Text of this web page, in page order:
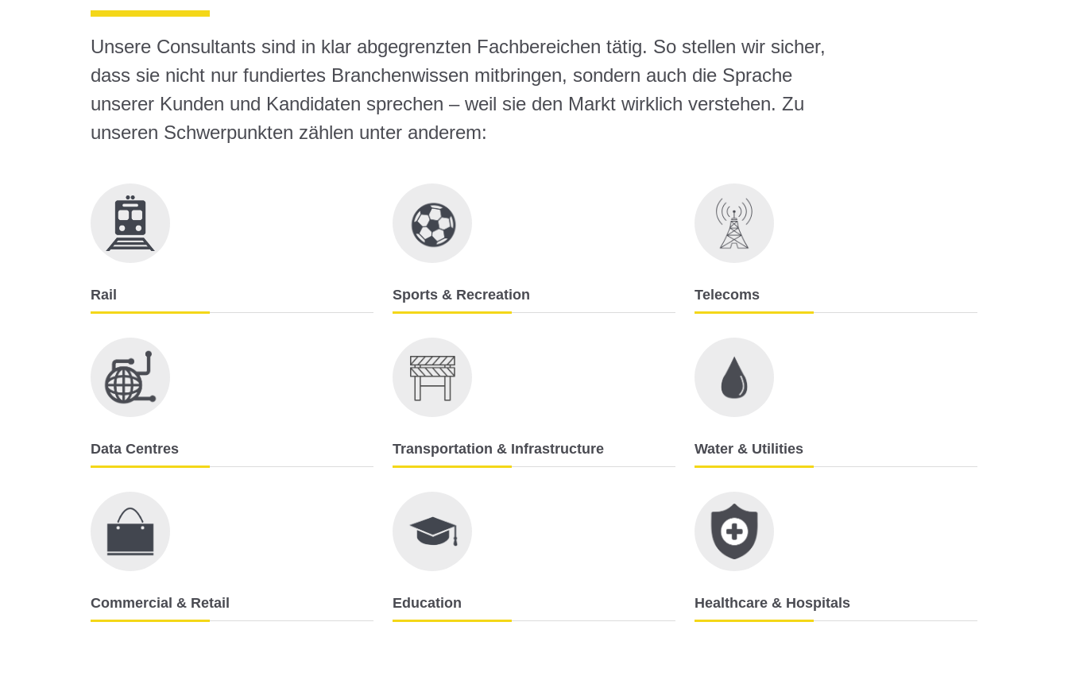
Unsere Consultants sind in klar abgegrenzten Fachbereichen tätig. So stellen wir sicher,
dass sie nicht nur fundiertes Branchenwissen mitbringen, sondern auch die Sprache
unserer Kunden und Kandidaten sprechen – weil sie den Markt wirklich verstehen. Zu
unseren Schwerpunkten zählen unter anderem:
Rail Sports & Recreation Telecoms
Data Centres Transportation & Infrastructure Water & Utilities
Commercial & Retail Education Healthcare & Hospitals